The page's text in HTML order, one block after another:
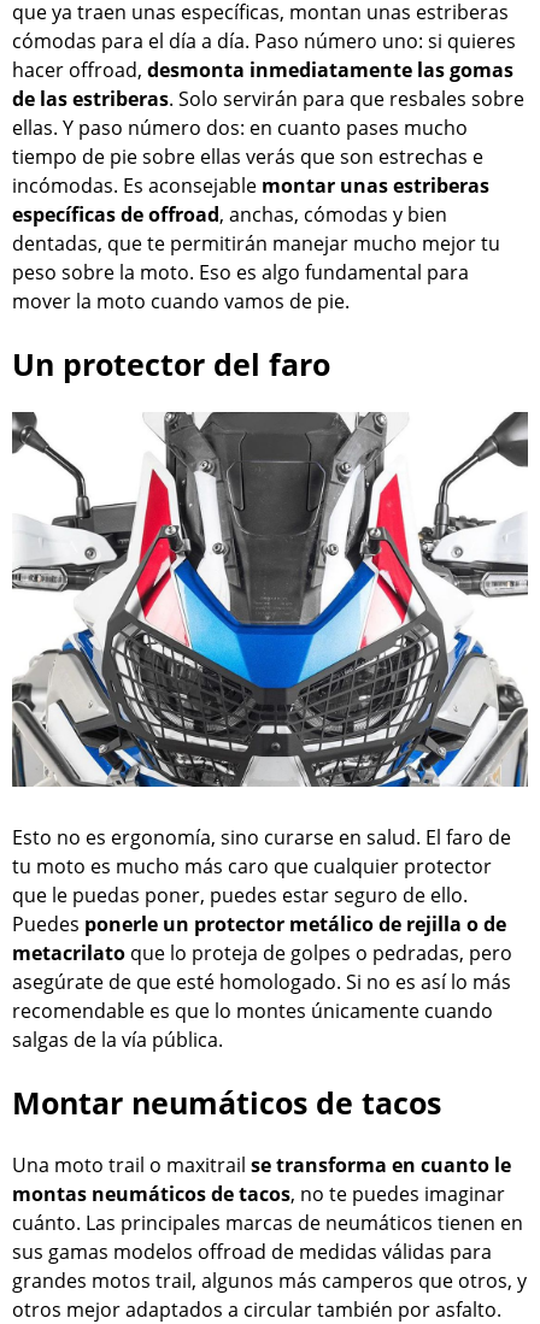
que ya traen unas específicas, montan unas estriberas
cómodas para el día a día. Paso número uno: si quieres
hacer offroad, desmonta inmediatamente las gomas
de las estriberas. Solo servirán para que resbales sobre
ellas. Y paso número dos: en cuanto pases mucho
tiempo de pie sobre ellas verás que son estrechas e
incómodas. Es aconsejable montar unas estriberas
específicas de offroad, anchas, cómodas y bien
dentadas, que te permitirán manejar mucho mejor tu
peso sobre la moto. Eso es algo fundamental para
mover la moto cuando vamos de pie.
Un protector del faro
Esto no es ergonomía, sino curarse en salud. El faro de
tu moto es mucho más caro que cualquier protector
que le puedas poner, puedes estar seguro de ello.
Puedes ponerle un protector metálico de rejilla o de
metacrilato que lo proteja de golpes o pedradas, pero
asegúrate de que esté homologado. Si no es así lo más
recomendable es que lo montes únicamente cuando
salgas de la vía pública.
Montar neumáticos de tacos
Una moto trail o maxitrail se transforma en cuanto le
montas neumáticos de tacos, no te puedes imaginar
cuánto. Las principales marcas de neumáticos tienen en
sus gamas modelos offroad de medidas válidas para
grandes motos trail, algunos más camperos que otros, y
otros mejor adaptados a circular también por asfalto.